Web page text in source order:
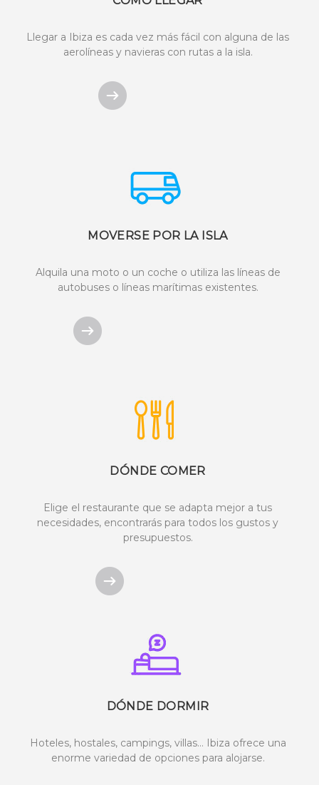
Llegar a Ibiza es cada vez más fácil con alguna de las
aerolíneas y navieras con rutas a la isla.
MOVERSE POR LA ISLA
Alquila una moto o un coche o utiliza las líneas de
autobuses o líneas marítimas existentes.
DÓNDE COMER
Elige el restaurante que se adapta mejor a tus
necesidades, encontrarás para todos los gustos y
presupuestos.
DÓNDE DORMIR
Hoteles, hostales, campings, villas… Ibiza ofrece una
enorme variedad de opciones para alojarse.